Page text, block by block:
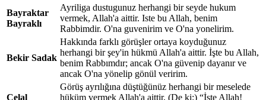
Bayraktar
Bayraklı
Ayriliga dustugunuz herhangi bir seyde hukum
vermek, Allah'a aittir. Iste bu Allah, benim
Rabbimdir. O'na guvenirim ve O'na yonelirim.
Bekir Sadak
Hakkında farklı görüşler ortaya koyduğunuz
herhangi bir şey'in hükmü Allah'a aittir. İşte bu Allah,
benim Rabbımdır; ancak O'na güvenip dayanır ve
ancak O'na yönelip gönül veririm.
Celal
Görüş ayrılığına düştüğünüz herhangi bir meselede
hüküm vermek Allah'a aittir. (De ki:) “İşte Allah!